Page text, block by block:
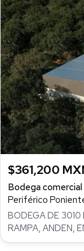
$361,200
Bodega comercial
Periférico
BODEGA DE 3010
RAMPA, ANDEN,